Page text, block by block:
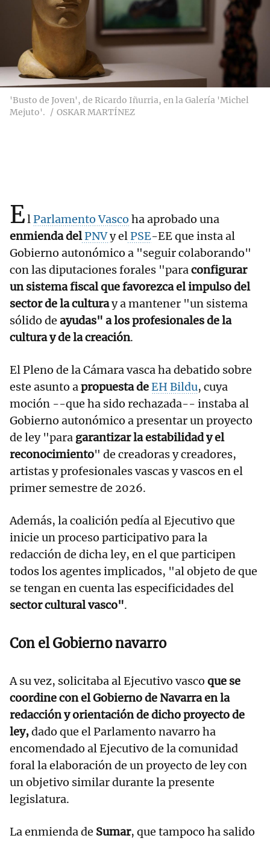
'Busto de Joven', de Ricardo Iñurria, en la Galería 'Michel
Mejuto'.
OSKAR MARTÍNEZ
ElParlamento Vasco ha aprobado una
enmienda delPNVy elPSE-EE que insta al
Gobierno autonómico a "seguir colaborando"
con las diputaciones forales "paraconfigurar
un sistema fiscal que favorezca el impulso del
sector de la culturay a mantener "un sistema
sólido de ayudas" a los profesionales de la
cultura y de la creación.
El Pleno de la Cámara vasca ha debatido sobre
este asunto apropuesta deEH Bildu, cuya
moción --que ha sido rechazada-- instaba al
Gobierno autonómico a presentar un proyecto
de ley "para garantizar la estabilidad y el
reconocimiento" de creadoras y creadores,
artistas y profesionales vascas y vascos en el
primer semestre de 2026.
Además, la coalición pedía al Ejecutivo que
inicie un proceso participativo para la
redacción de dicha ley, en el que participen
todos los agentes implicados, "al objeto de que
se tengan en cuenta las especificidades del
sector cultural vasco".
Con el Gobierno navarro
A su vez, solicitaba al Ejecutivo vasco que se
coordine con el Gobierno de Navarra en la
redacción y orientación de dicho proyecto de
ley,dado que el Parlamento navarro ha
encomendado al Ejecutivo de la comunidad
foral la elaboración de un proyecto de ley con
un objetivo similar durante la presente
legislatura.
La enmienda de Sumar, que tampoco ha salido